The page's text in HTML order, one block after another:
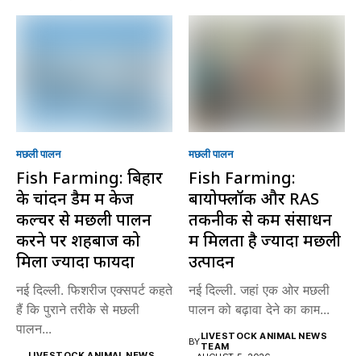
मछली पालन
Fish Farming: बिहार
के चांदन डैम में केज
कल्चर से मछली पालन
करने पर शहबाज को
मिला ज्यादा फायदा
नई दिल्ली. फिशरीज एक्सपर्ट कहते
हैं कि पुराने तरीके से मछली
पालन...
मछली पालन
Fish Farming:
बायोफ्लॉक और RAS
तकनीक से कम संसाधन
में मिलता है ज्यादा मछली
उत्पादन
नई दिल्ली. जहां एक ओर मछली
पालन को बढ़ावा देने का काम...
BYLIVESTOCK ANIMAL NEWS
TEAM